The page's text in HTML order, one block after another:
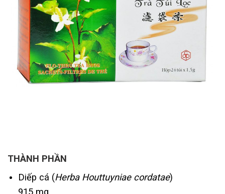
THÀNH PHẦN
Diếp cá (Herba Houttuyniae cordatae)
915 mg